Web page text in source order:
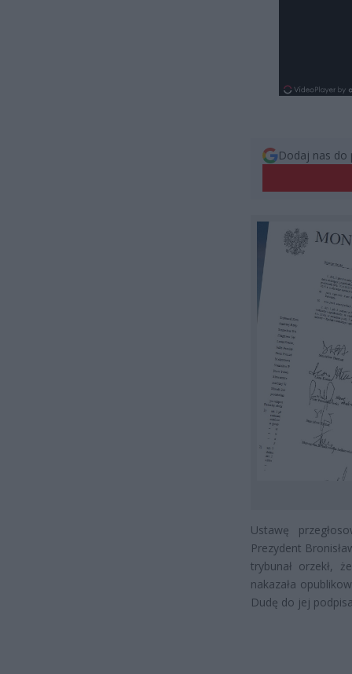
Dodaj nas do
Ustawę
Prezydent
trybunał orzekł,
nakazała
Dudę do jej